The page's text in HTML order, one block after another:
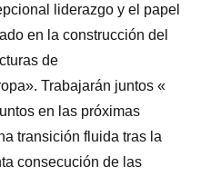
liderazgo y el papel
en la construcción del
de
Trabajarán juntos «
en las próximas
transición fluida tras la
consecución de las